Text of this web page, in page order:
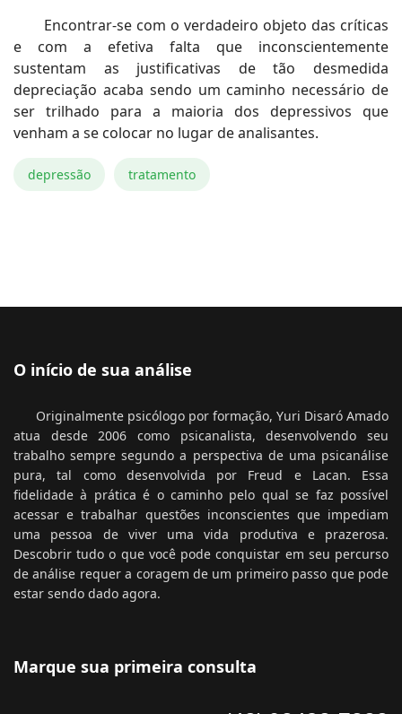
Encontrar-se com o verdadeiro objeto das críticas
e com a efetiva falta que inconscientemente
sustentam as justificativas de tão desmedida
depreciação acaba sendo um caminho necessário de
ser trilhado para a maioria dos depressivos que
venham a se colocar no lugar de analisantes.
depressão tratamento
O início de sua análise
Originalmente psicólogo por formação, Yuri Disaró Amado
atua desde 2006 como psicanalista, desenvolvendo seu
trabalho sempre segundo a perspectiva de uma psicanálise
pura, tal como desenvolvida por Freud e Lacan. Essa
fidelidade à prática é o caminho pelo qual se faz possível
acessar e trabalhar questões inconscientes que impediam
uma pessoa de viver uma vida produtiva e prazerosa.
Descobrir tudo o que você pode conquistar em seu percurso
de análise requer a coragem de um primeiro passo que pode
estar sendo dado agora.
Marque sua primeira consulta